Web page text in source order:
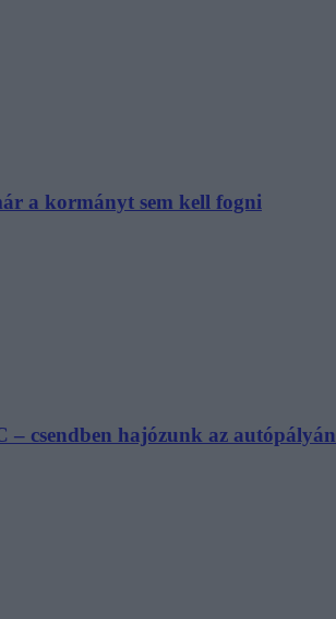
a kormányt sem kell fogni
– csendben hajózunk az autópályán